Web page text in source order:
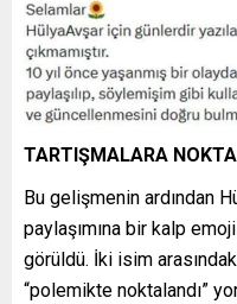
TARTIŞMALARA
Bu gelişmenin ardından
paylaşımına bir kalp
görüldü. İki isim
“polemikte noktalandı”